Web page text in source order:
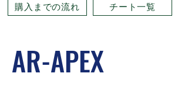
購入までの流れ
チート一覧
AR-APEX